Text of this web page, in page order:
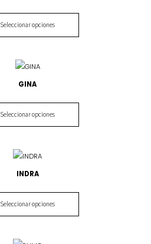
Seleccionar opciones
GINA
Seleccionar opciones
INDRA
Seleccionar opciones